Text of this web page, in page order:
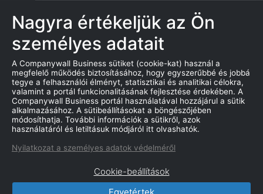
2021. 03. 05.
Tevékenység kódja
702002 - Általános üzletviteli
tanácsadás;
Leaflet|© OpenStreetMap contributors
KAPCSOLATOK
CompanyWall Business © 2026
Nagyra értékeljük az Ön
személyes adatait
A Companywall Business sütiket (cookie-kat) használ a
megfelelő működés biztosításához, hogy egyszerűbbé és jobbá
tegye a felhasználói élményt, statisztikai és analitikai célokra,
valamint a portál funkcionalitásának fejlesztése érdekében. A
Companywall Business portál használatával hozzájárul a sütik
alkalmazásához. A sütibeállításokat a böngészőjében
módosíthatja. További információk a sütikről, azok
használatáról és letiltásuk módjáról itt olvashatók.
Nyilatkozat a személyes adatok védelméről
Cookie-beállítások